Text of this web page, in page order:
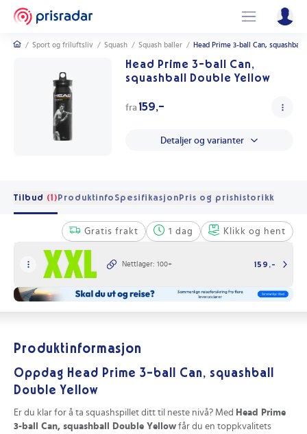
/ Sport og friluftsliv / Squash / Squash baller / Head Prime 3-ball Can,
Head Prime 3-ball Can,
squashball Double Yellow
fra 159,-
Detaljer og varianter
Tilbud (1)Produktinfo SpesifikasjonPris og prishistorikk
Gratis frakt 1 dag Klikk og hent
Nettlager: 100+ 159,-
Produktinformasjon
Oppdag Head Prime 3-ball Can, squashball
Double Yellow
Er du klar for å ta squashspillet ditt til neste nivå? Med Head Prime
3-ball Can, squashball Double Yellow får du en toppkvalitets